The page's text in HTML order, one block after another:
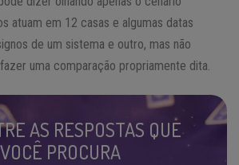
atuam em 12 casas e algumas datas
de um sistema e outro, mas não
uma comparação propriamente dita.
AS RESPOSTAS QUE
VOCÊ PROCURA